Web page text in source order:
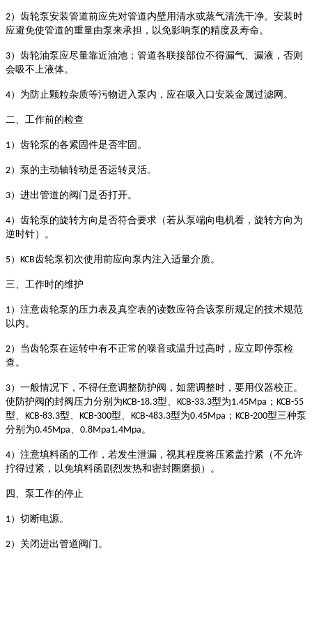
2）齿轮泵安装管道前应先对管道内壁用清水或蒸气清洗干净。安装时
应避免使管道的重量由泵来承担，以免影响泵的精度及寿命。
3）齿轮油泵应尽量靠近油池；管道各联接部位不得漏气、漏液，否则
会吸不上液体。
4）为防止颗粒杂质等污物进入泵内，应在吸入口安装金属过滤网。
二、工作前的检查
1）齿轮泵的各紧固件是否牢固。
2）泵的主动轴转动是否运转灵活。
3）进出管道的阀门是否打开。
4）齿轮泵的旋转方向是否符合要求（若从泵端向电机看，旋转方向为
逆时针）。
5） KCB齿轮泵初次使用前应向泵内注入适量介质。
三、工作时的维护
1）注意齿轮泵的压力表及真空表的读数应符合该泵所规定的技术规范
以内。
2）当齿轮泵在运转中有不正常的噪音或温升过高时，应立即停泵检
查。
3）一般情况下，不得任意调整防护阀，如需调整时，要用仪器校正。
使防护阀的封阀压力分别为KCB-18.3型、 KCB-33.3型为1.45Mpa ； KCB-55
型、 KCB-83.3型、 KCB-300型、 KCB-483.3型为0.45Mpa ； KCB-200型三种泵
分别为0.45Mpa、 0.8Mpa1.4Mpa。
4）注意填料函的工作，若发生泄漏，视其程度将压紧盖拧紧（不允许
拧得过紧，以免填料函剧烈发热和密封圈磨损）。
四、泵工作的停止
1）切断电源。
2）关闭进出管道阀门。